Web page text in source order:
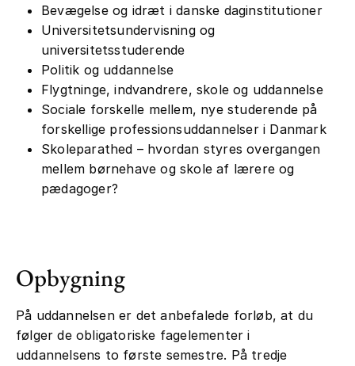
Bevægelse og idræt i danske daginstitutioner
Universitetsundervisning og
universitetsstuderende
Politik og uddannelse
Flygtninge, indvandrere, skole og uddannelse
Sociale forskelle mellem, nye studerende på
forskellige professionsuddannelser i Danmark
Skoleparathed – hvordan styres overgangen
mellem børnehave og skole af lærere og
pædagoger?
Opbygning
På uddannelsen er det anbefalede forløb, at du
følger de obligatoriske fagelementer i
uddannelsens to første semestre. På tredje